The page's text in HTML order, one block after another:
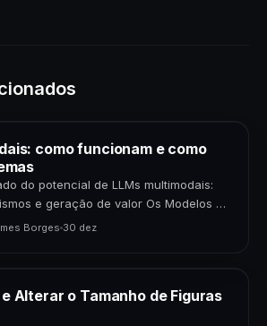
como funcionam e como
do potencial de LLMs multimodais:
e geração de valor Os Modelos de
Porte (LLMs) multimodais
Borges 30 dez
Alterar o Tamanho de Figuras